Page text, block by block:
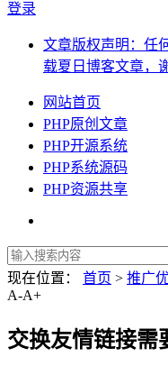
登录
文章版权声明：任
载夏日博客文章，
网站首页
PHP原创文章
PHP开源系统
PHP系统源码
PHP资源共享
现在位置： 首页 > 推广
A-A+
交换友情链接需